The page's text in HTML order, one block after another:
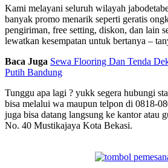
Kami melayani seluruh wilayah
banyak promo menarik seperti geratis
pengiriman, free setting, diskon, dan lain
lewatkan kesempatan untuk bertanya –
Baca Juga Sewa Flooring Dan Tenda
Putih Bandung
Tunggu apa lagi ? yukk segera hubungi
bisa melalui wa maupun telpon di 0818-
juga bisa datang langsung ke kantor atau
No. 40 Mustikajaya Kota Bekasi.